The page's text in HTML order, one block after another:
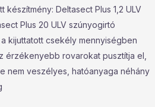
Deltasect Plus 1,2 ULV
Plus 20 ULV szúnyogirtó
kijuttatott csekély mennyiségben
érzékenyebb rovarokat pusztítja el,
nem veszélyes, hatóanyaga néhány